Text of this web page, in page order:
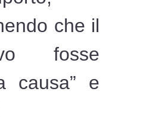
che il
fosse
causa” e